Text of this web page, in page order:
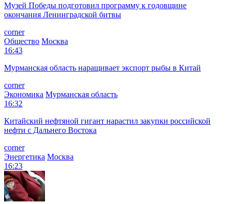
Музей Победы подготовил программу к годовщине
окончания Ленинградской битвы
corner
Общество Москва
16:43
Мурманская область наращивает экспорт рыбы в Китай
corner
Экономика Мурманская область
16:32
Китайский нефтяной гигант нарастил закупки российской
нефти с Дальнего Востока
corner
Энергетика Москва
16:23